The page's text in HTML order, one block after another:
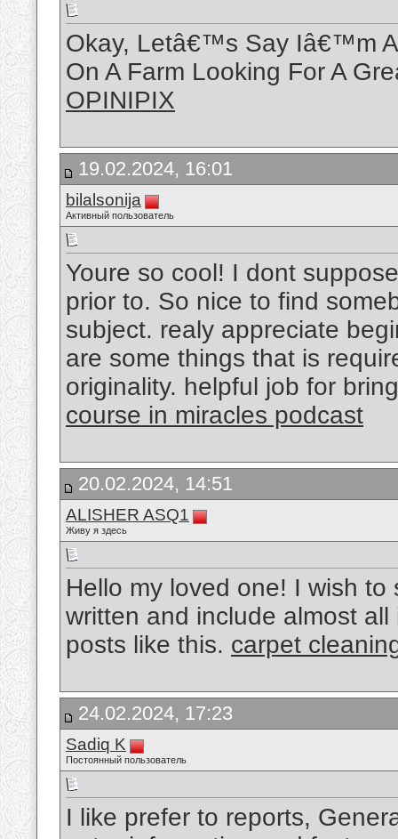
Okay, Letâ€™s Say Iâ€™m
On A Farm Looking For A
OPINIPIX
19.02.2024, 16:01
bilalsonija
Активный пользователь
Youre so cool! I dont
prior to. So nice to find
subject. realy appreciate
are some things that is
originality. helpful job for
course in miracles podcast
20.02.2024, 14:51
ALISHER ASQ1
Живу я здесь
Hello my loved one! I wish
written and include almost
posts like this. carpet
24.02.2024, 17:23
Sadiq K
Постоянный пользователь
I like prefer to reports,